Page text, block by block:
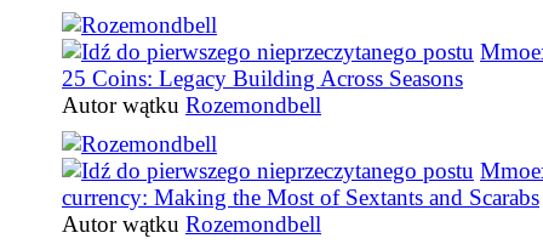
25 Coins: Legacy Building Across Seasons
Autor wątku Rozemondbell
currency: Making the Most of Sextants and Scarabs
Autor wątku Rozemondbell